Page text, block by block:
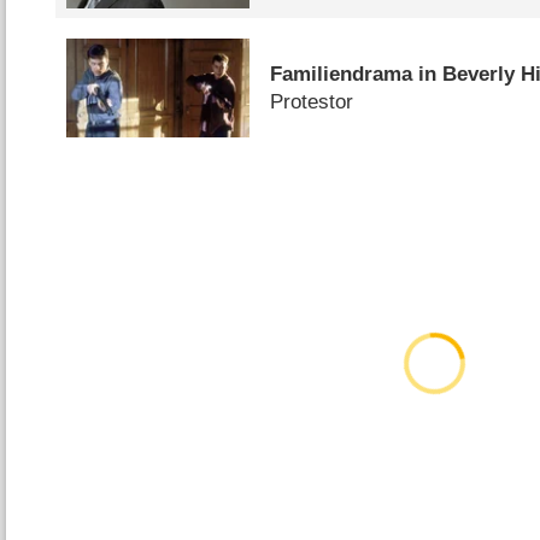
Familiendrama in Beverly
Protestor